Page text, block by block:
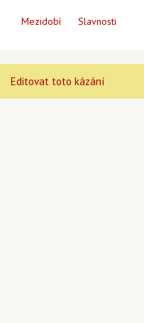
Mezidobí Slavnosti
Editovat toto kázání